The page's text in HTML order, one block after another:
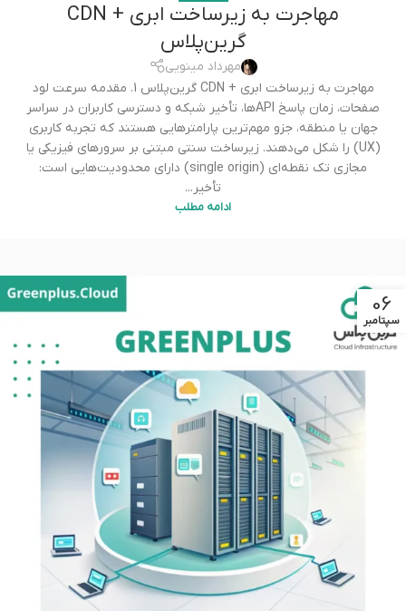
مهاجرت به زیرساخت ابری + CDN
گرین‌پلاس
مهرداد مینویی
مهاجرت به زیرساخت ابری + CDN گرین‌پلاس 1. مقدمه سرعت لود
صفحات، زمان پاسخ APIها، تأخیر شبکه و دسترسی کاربران در سراسر
جهان یا منطقه، جزو مهم‌ترین پارامترهایی هستند که تجربه کاربری
(UX) را شکل می‌دهند. زیرساخت سنتی مبتنی بر سرورهای فیزیکی یا
مجازی تک نقطه‌ای (single origin) دارای محدودیت‌هایی است:
تأخیر...
ادامه مطلب
06
سپتامبر